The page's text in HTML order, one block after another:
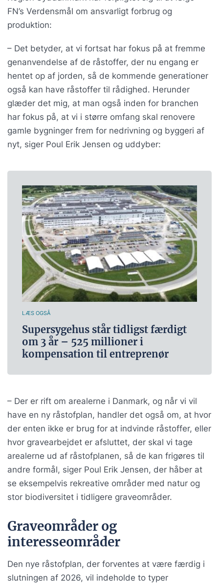
FN’s Verdensmål om ansvarligt forbrug og
produktion:
– Det betyder, at vi fortsat har fokus på at fremme
genanvendelse af de råstoffer, der nu engang er
hentet op af jorden, så de kommende generationer
også kan have råstoffer til rådighed. Herunder
glæder det mig, at man også inden for branchen
har fokus på, at vi i større omfang skal renovere
gamle bygninger frem for nedrivning og byggeri af
nyt, siger Poul Erik Jensen og uddyber:
LÆS OGSÅ
Supersygehus står tidligst færdigt
om 3 år – 525 millioner i
kompensation til entreprenør
– Der er rift om arealerne i Danmark, og når vi vil
have en ny råstofplan, handler det også om, at hvor
der enten ikke er brug for at indvinde råstoffer, eller
hvor gravearbejdet er afsluttet, der skal vi tage
arealerne ud af råstofplanen, så de kan frigøres til
andre formål, siger Poul Erik Jensen, der håber at
se eksempelvis rekreative områder med natur og
stor biodiversitet i tidligere graveområder.
Graveområder og
interesseområder
Den nye råstofplan, der forventes at være færdig i
slutningen af 2026, vil indeholde to typer